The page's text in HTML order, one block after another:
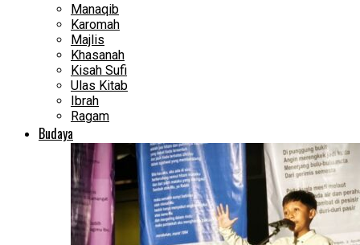
Manaqib
Karomah
Majlis
Khasanah
Kisah Sufi
Ulas Kitab
Ibrah
Ragam
Budaya